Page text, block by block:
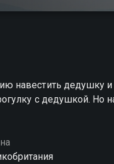
навестить дедушку
с дедушкой. Но